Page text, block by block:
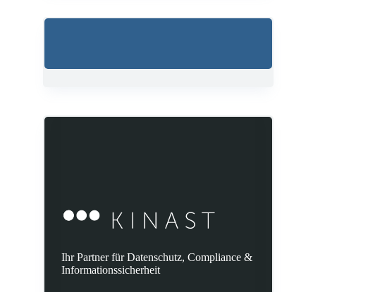
Ihr Partner für Datenschutz, Compliance &
Informationssicherheit